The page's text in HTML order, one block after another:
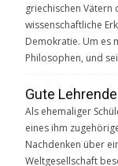
griechischen
wissenschaftliche
Demokratie. Um es
Philosophen, und
Gute
Als ehemaliger
eines ihm
Nachdenken über
Weltgesellschaft